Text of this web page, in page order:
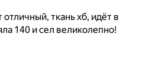
ткань хб, идёт в
140 и сел великолепно!